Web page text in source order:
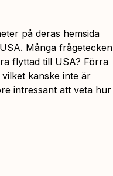
på deras hemsida
Många frågetecken
flyttad till USA? Förra
kanske inte är
intressant att veta hur